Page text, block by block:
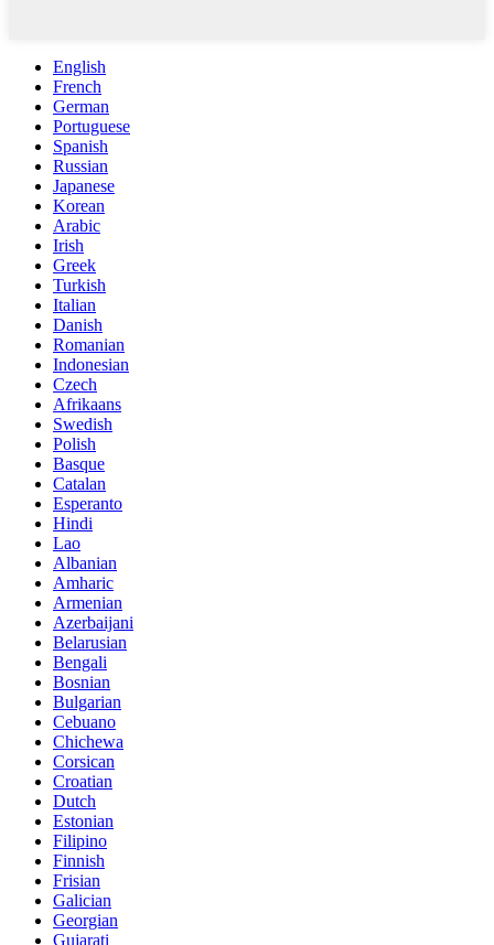
English
French
German
Portuguese
Spanish
Russian
Japanese
Korean
Arabic
Irish
Greek
Turkish
Italian
Danish
Romanian
Indonesian
Czech
Afrikaans
Swedish
Polish
Basque
Catalan
Esperanto
Hindi
Lao
Albanian
Amharic
Armenian
Azerbaijani
Belarusian
Bengali
Bosnian
Bulgarian
Cebuano
Chichewa
Corsican
Croatian
Dutch
Estonian
Filipino
Finnish
Frisian
Galician
Georgian
Gujarati